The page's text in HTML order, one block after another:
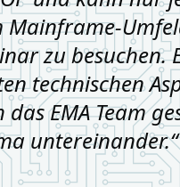
zu besuchen.
technischen
EMA Team
untereinander.“